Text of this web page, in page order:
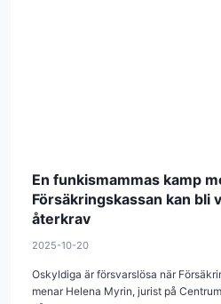
En funkismammas kamp
Försäkringskassan kan bli
återkrav
2025-10-20
Oskyldiga är försvarslösa när
menar Helena Myrin, jurist på